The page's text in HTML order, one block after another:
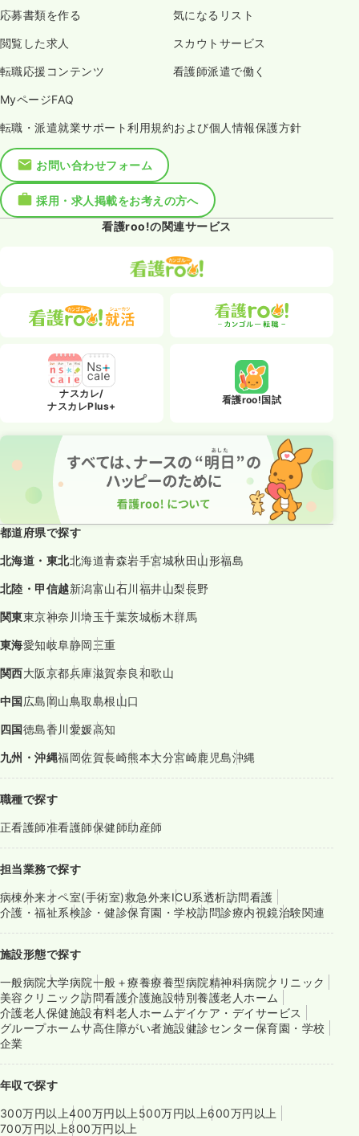
応募書類を作る 気になるリスト
閲覧した求人 スカウトサービス
転職応援コンテンツ 看護師派遣で働く
MyページFAQ
転職・派遣就業サポート利用規約および個人情報保護方針
お問い合わせフォーム
採用・求人掲載をお考えの方へ
看護roo!の関連サービス
ナスカレ/
ナスカレPlus+
看護roo!国試
都道府県で探す
北海道・東北北海道青森岩手宮城秋田山形福島
北陸・甲信越新潟富山石川福井山梨長野
関東東京神奈川埼玉千葉茨城栃木群馬
東海愛知岐阜静岡三重
関西大阪京都兵庫滋賀奈良和歌山
中国広島岡山鳥取島根山口
四国徳島香川愛媛高知
九州・沖縄福岡佐賀長崎熊本大分宮崎鹿児島沖縄
職種で探す
正看護師准看護師保健師助産師
担当業務で探す
病棟外来オペ室(手術室)救急外来ICU系透析訪問看護
介護・福祉系検診・健診保育園・学校訪問診療内視鏡治験関連
施設形態で探す
一般病院大学病院一般＋療養療養型病院精神科病院クリニック
美容クリニック訪問看護介護施設特別養護老人ホーム
介護老人保健施設有料老人ホームデイケア・デイサービス
グループホームサ高住障がい者施設健診センター保育園・学校
企業
年収で探す
300万円以上400万円以上 500万円以上600万円以上
700万円以上800万円以上